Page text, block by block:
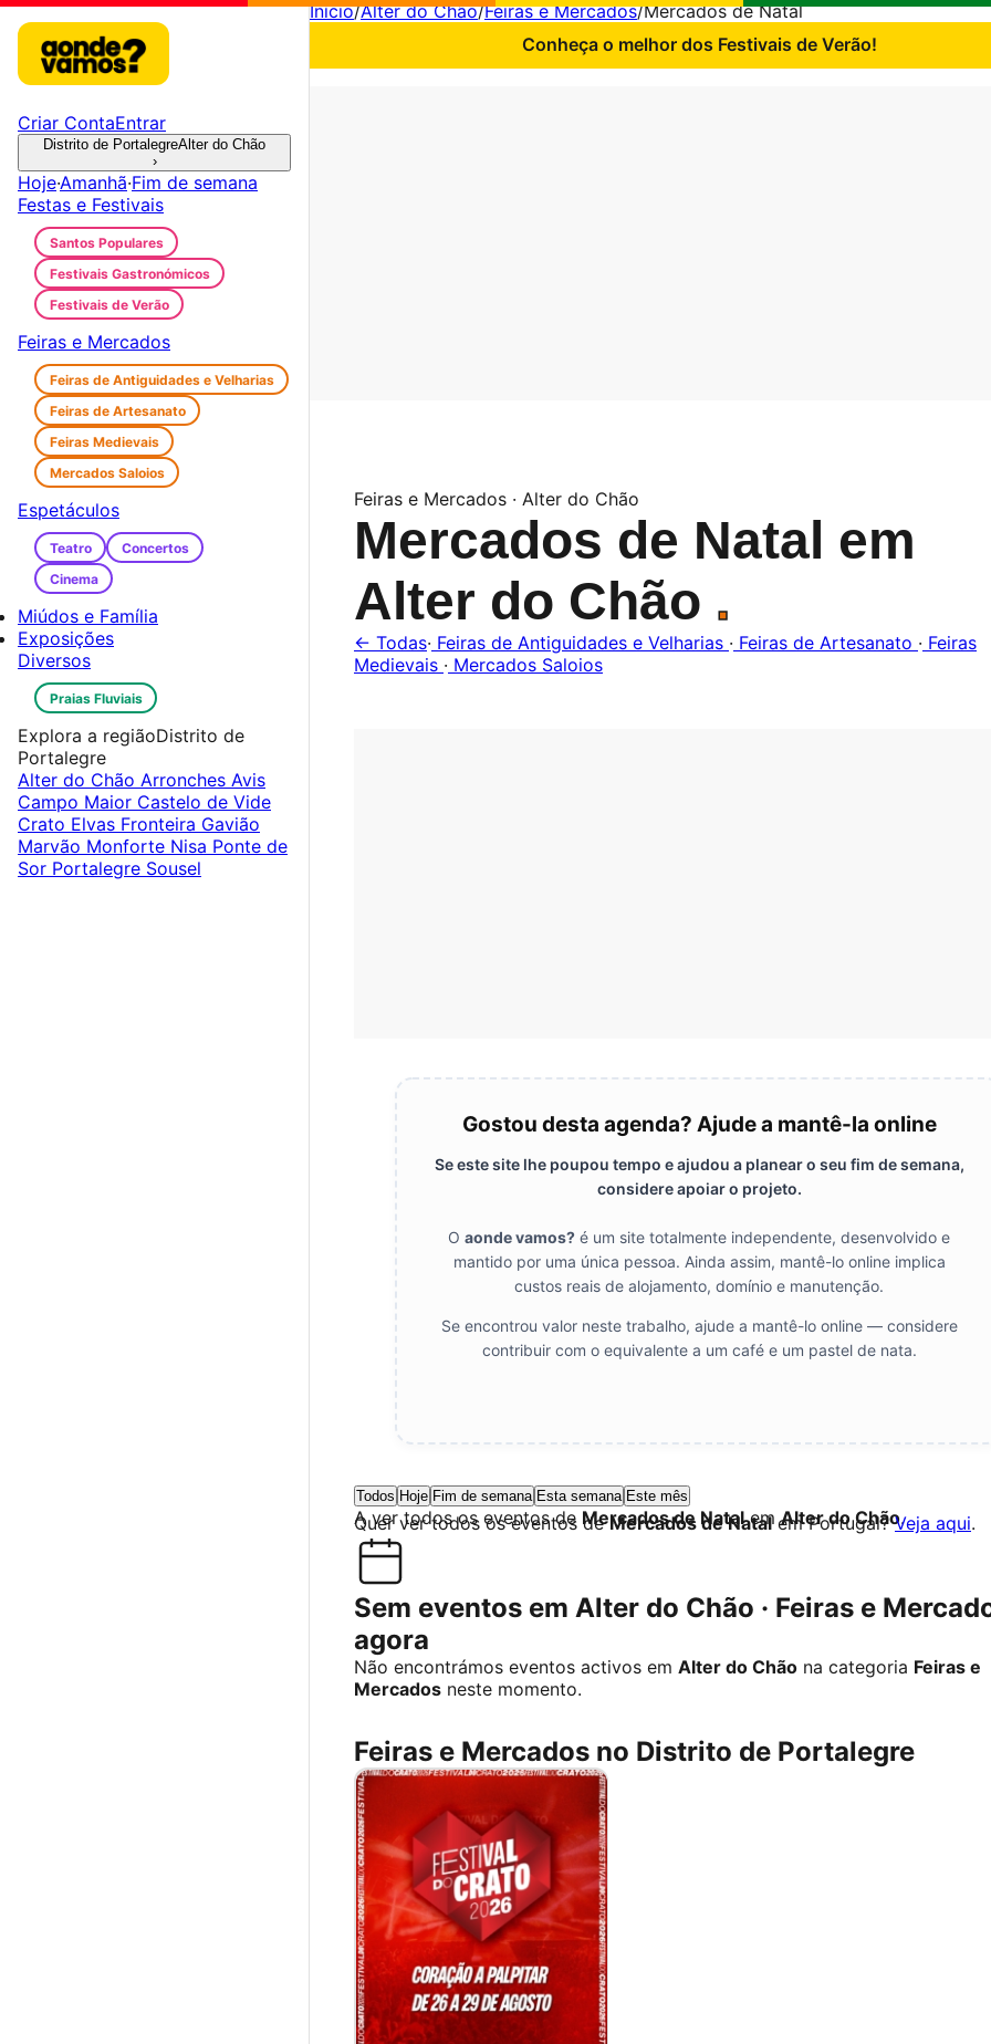
Início/Alter do Chão/Feiras e Mercados/Mercados de Natal
Conheça o melhor dos Festivais de Verão!
Feiras e Mercados · Alter do Chão
Mercados de Natal em
Alter do Chão .
← Todas· Feiras de Antiguidades e Velharias · Feiras de Artesanato · Feiras
Medievais · Mercados Saloios
Gostou desta agenda? Ajude a mantê-la online
Se este site lhe poupou tempo e ajudou a planear o seu fim de semana,
considere apoiar o projeto.
O aonde vamos? é um site totalmente independente, desenvolvido e
mantido por uma única pessoa. Ainda assim, mantê-lo online implica
custos reais de alojamento, domínio e manutenção.
Se encontrou valor neste trabalho, ajude a mantê-lo online — considere
contribuir com o equivalente a um café e um pastel de nata.
Todos Hoje Fim de semana Esta semana Este mês
A ver todos os eventos de Mercados de NatalemAlter do Chão.
Quer ver todos os eventos de Mercados de Natalem Portugal?Veja aqui.
Sem eventos em Alter do Chão · Feiras e
agora
Não encontrámos eventos activos em Alter do Chão na categoria Feiras e
Mercados neste momento.
Feiras e Mercados no Distrito de Portalegre
Criar ContaEntrar
Distrito de PortalegreAlter do Chão
›
Hoje·Amanhã·Fim de semana
Festas e Festivais
Santos Populares
Festivais Gastronómicos
Festivais de Verão
Feiras e Mercados
Feiras de Antiguidades e Velharias
Feiras de Artesanato
Feiras Medievais
Mercados Saloios
Espetáculos
Teatro
Concertos
Cinema
Miúdos e Família
Exposições
Diversos
Praias Fluviais
Explora a regiãoDistrito de
Portalegre
Alter do Chão Arronches Avis
Campo Maior Castelo de Vide
Crato Elvas Fronteira Gavião
Marvão Monforte Nisa Ponte de
Sor Portalegre Sousel